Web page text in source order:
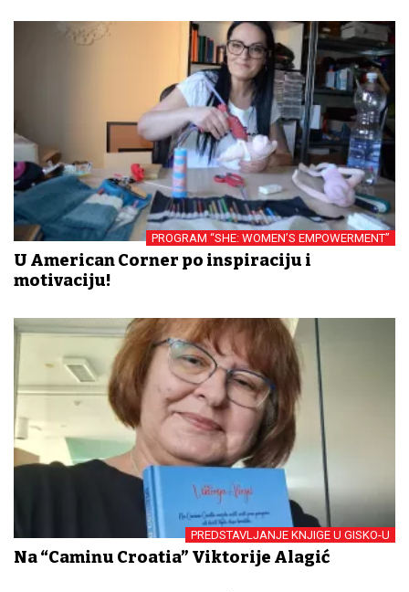
PROGRAM “SHE: WOMEN’S EMPOWERMENT”
U American Corner po inspiraciju i
motivaciju!
PREDSTAVLJANJE KNJIGE U GISKO-U
Na “Caminu Croatia” Viktorije Alagić